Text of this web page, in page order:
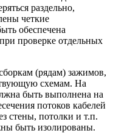
раздельно,
четкие
обеспечена
проверке отдельных
(рядам) зажимов,
схемам. На
быть выполнена на
потоков кабелей
стены, потолки и т.п.
быть изолированы.